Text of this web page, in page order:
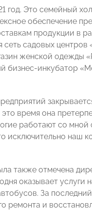
год. Это семейный
обеспечение
продукции в
садовых центров
женской одежды
бизнес-инкубатор
время она
работают со мной
исключительно наш
также отмечена
оказывает услуги
За
ремонта и